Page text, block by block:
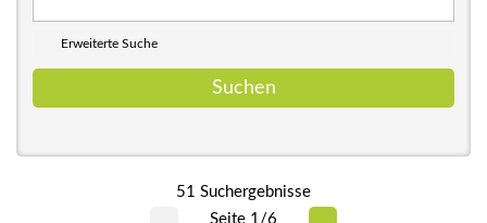
Erweiterte Suche
51 Suchergebnisse
Seite 1/6